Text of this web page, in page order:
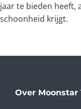
jaar te bieden heeft,
schoonheid krijgt.
Over Moonstar